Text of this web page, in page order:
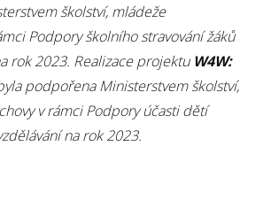
školství, mládeže
Podpory školního stravování žáků
rok 2023. Realizace projektu W4W:
podpořena Ministerstvem školství,
v rámci Podpory účasti dětí
na rok 2023.